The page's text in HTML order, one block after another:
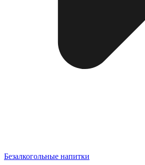
Безалкогольные напитки